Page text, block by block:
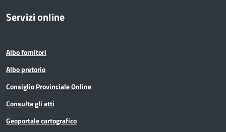
Servizi online
Albo fornitori
Albo pretorio
Consiglio Provinciale Online
Consulta gli atti
Geoportale cartografico